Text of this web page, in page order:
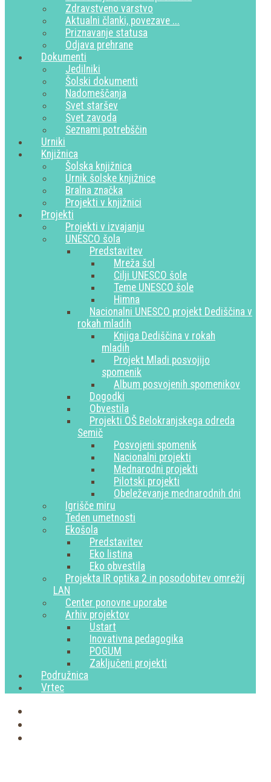
Zdravstveno varstvo
Aktualni članki, povezave ...
Priznavanje statusa
Odjava prehrane
Dokumenti
Jedilniki
Šolski dokumenti
Nadomeščanja
Svet staršev
Svet zavoda
Seznami potrebščin
Urniki
Knjižnica
Šolska knjižnica
Urnik šolske knjižnice
Bralna značka
Projekti v knjižnici
Projekti
Projekti v izvajanju
UNESCO šola
Predstavitev
Mreža šol
Cilji UNESCO šole
Teme UNESCO šole
Himna
Nacionalni UNESCO projekt Dediščina v
rokah mladih
Knjiga Dediščina v rokah
mladih
Projekt Mladi posvojijo
spomenik
Album posvojenih spomenikov
Dogodki
Obvestila
Projekti OŠ Belokranjskega odreda
Semič
Posvojeni spomenik
Nacionalni projekti
Mednarodni projekti
Pilotski projekti
Obeleževanje mednarodnih dni
Igrišče miru
Teden umetnosti
Ekošola
Predstavitev
Eko listina
Eko obvestila
Projekta IR optika 2 in posodobitev omrežij
LAN
Center ponovne uporabe
Arhiv projektov
Ustart
Inovativna pedagogika
POGUM
Zaključeni projekti
Podružnica
Vrtec